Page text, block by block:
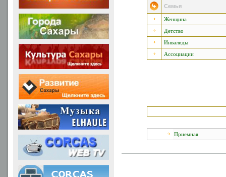
Семья
Женщина
Детство
Инвалиды
Ассоциации
Приемная